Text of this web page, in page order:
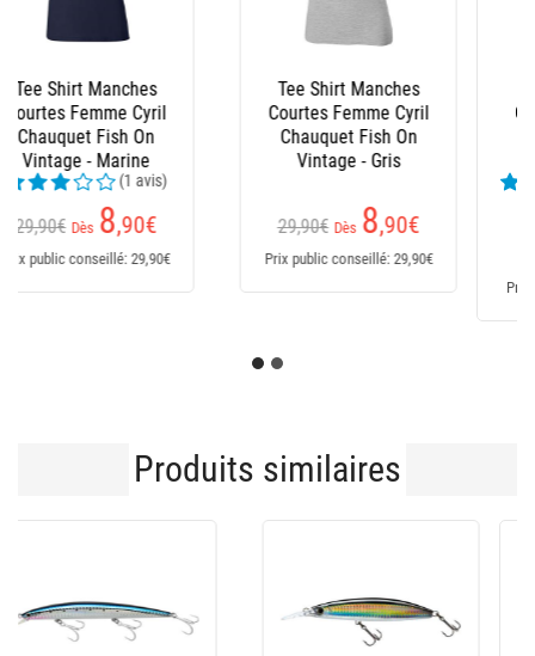
Bottes Homme Le
Chameau - Marine
(24 avis)
169,95€
151,95
Prix public conseillé: 170€
Salopette Xm Ocean
235
Prix public conseillé: 235€
Produits similaires